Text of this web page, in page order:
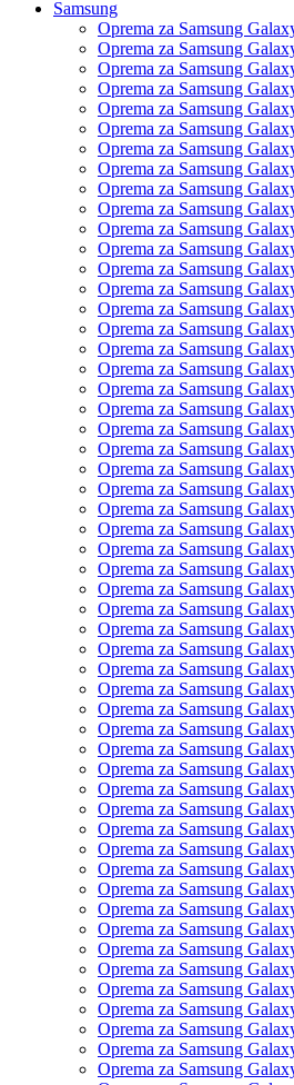
Samsung
Oprema za Samsung
Oprema za Samsung
Oprema za Samsung
Oprema za Samsung
Oprema za Samsung
Oprema za Samsung
Oprema za Samsung
Oprema za Samsung
Oprema za Samsung
Oprema za Samsung
Oprema za Samsung
Oprema za Samsung
Oprema za Samsung
Oprema za Samsung
Oprema za Samsung
Oprema za Samsung
Oprema za Samsung
Oprema za Samsung
Oprema za Samsung
Oprema za Samsung
Oprema za Samsung
Oprema za Samsung
Oprema za Samsung
Oprema za Samsung
Oprema za Samsung
Oprema za Samsung
Oprema za Samsung
Oprema za Samsung
Oprema za Samsung
Oprema za Samsung
Oprema za Samsung
Oprema za Samsung
Oprema za Samsung
Oprema za Samsung
Oprema za Samsung
Oprema za Samsung
Oprema za Samsung
Oprema za Samsung
Oprema za Samsung
Oprema za Samsung
Oprema za Samsung
Oprema za Samsung
Oprema za Samsung
Oprema za Samsung
Oprema za Samsung
Oprema za Samsung
Oprema za Samsung
Oprema za Samsung
Oprema za Samsung
Oprema za Samsung
Oprema za Samsung
Oprema za Samsung
Oprema za Samsung